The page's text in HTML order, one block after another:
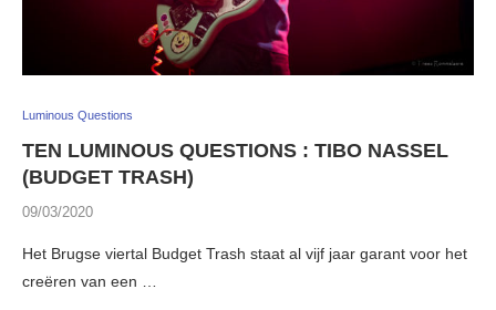
Luminous Questions
TEN LUMINOUS QUESTIONS : TIBO NASSEL
(BUDGET TRASH)
09/03/2020
Het Brugse viertal Budget Trash staat al vijf jaar garant voor het
creëren van een …